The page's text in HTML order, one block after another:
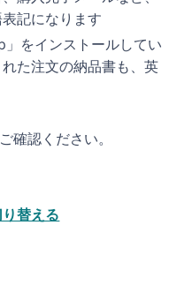
記になります
」をインストールしてい
た注文の納品書も、英
確認ください。
替える